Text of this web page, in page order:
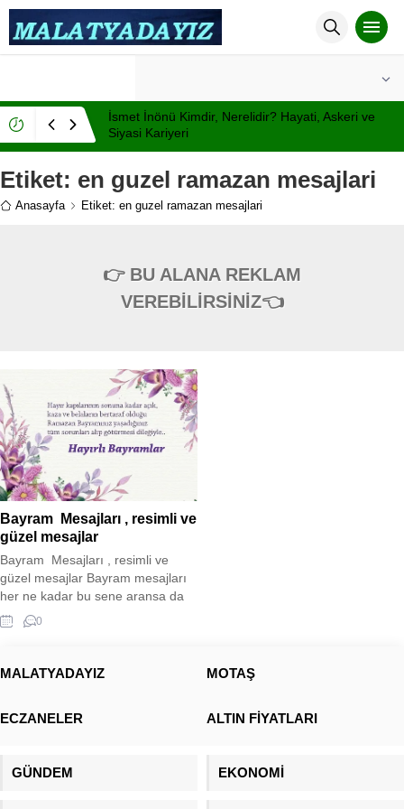
İsmet İnönü Kimdir, Nerelidir? Hayati, Askeri ve
Siyasi Kariyeri
Etiket: en guzel ramazan mesajlari
Anasayfa Etiket: en guzel ramazan mesajlari
👉 BU ALANA REKLAM
VEREBİLİRSİNİZ👈
Bayram Mesajları , resimli ve
güzel mesajlar
Bayram Mesajları , resimli ve
güzel mesajlar Bayram mesajları
her ne kadar bu sene aransa da
buruk bir bayram sevinci
yaşamaktayız. Tam 11 ilimizde
nedeniyle buruk bir sevinç
insanlarımızın içinde
0
MALATYADAYIZ MOTAŞ
ECZANELER ALTIN FİYATLARI
GÜNDEM EKONOMİ